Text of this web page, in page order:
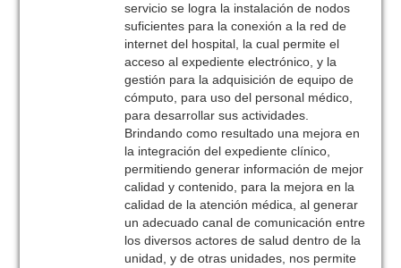
servicio se logra la instalación de nodos
suficientes para la conexión a la red de
internet del hospital, la cual permite el
acceso al expediente electrónico, y la
gestión para la adquisición de equipo de
cómputo, para uso del personal médico,
para desarrollar sus actividades.
Brindando como resultado una mejora en
la integración del expediente clínico,
permitiendo generar información de mejor
calidad y contenido, para la mejora en la
calidad de la atención médica, al generar
un adecuado canal de comunicación entre
los diversos actores de salud dentro de la
unidad, y de otras unidades, nos permite